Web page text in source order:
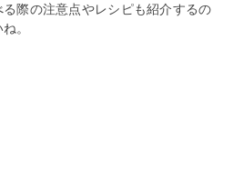
際の注意点やレシピも紹介するの
。